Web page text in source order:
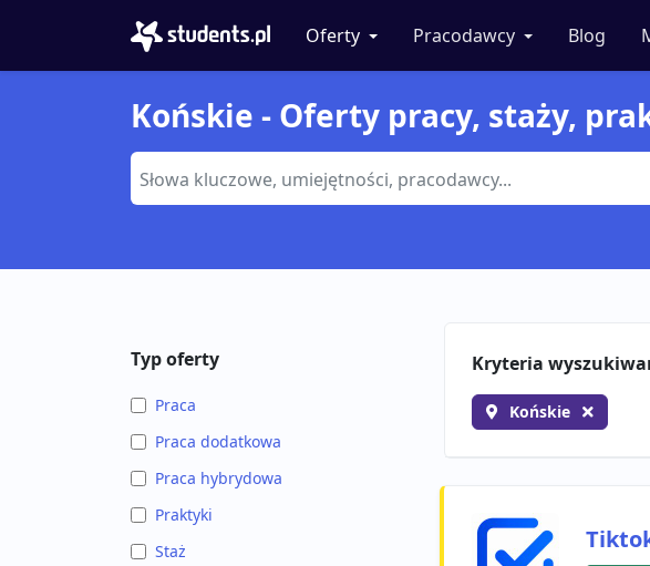
Oferty Pracodawcy Blog
Końskie - Oferty pracy, staży,
Typ oferty
Praca
Praca dodatkowa
Praca hybrydowa
Praktyki
Staż
Kryteria
Końskie